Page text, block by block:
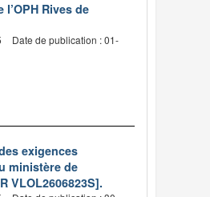
Rives de
Date de publication : 01-
exigences
ministère de
VLOL2606823S].